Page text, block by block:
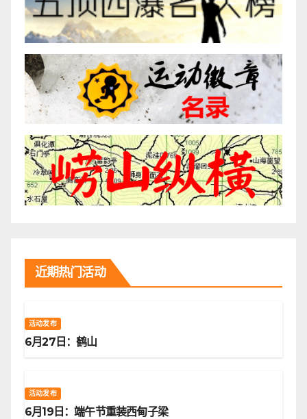
近期热门活动
活动发布
6月27日：鹤山
活动发布
6月19日：端午节重装西甸子梁